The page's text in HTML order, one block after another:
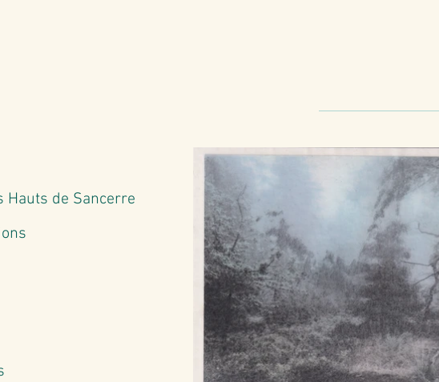
Hauts de Sancerre